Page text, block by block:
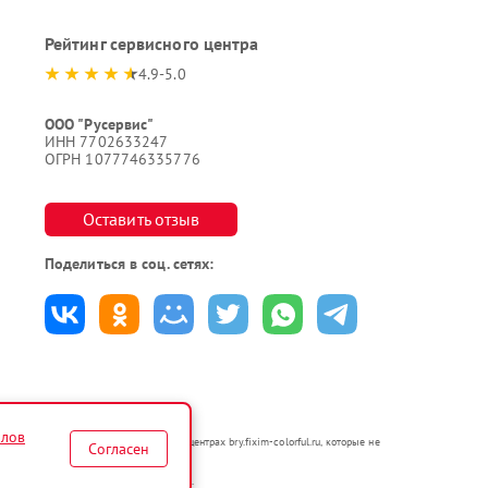
Рейтинг сервисного центра
4.9-5.0
ООО "Русервис"
ИНН 7702633247
ОГРН 1077746335776
Оставить отзыв
Поделиться в соц. сетях:
в неавторизованных сервисных центрах bry.fixim-colorful.ru, которые не
ремонту техники указанных брендов.
Согласен